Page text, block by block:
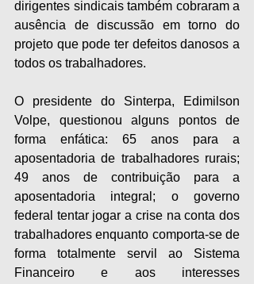
dirigentes sindicais também cobraram a
ausência de discussão em torno do
projeto que pode ter defeitos danosos a
todos os trabalhadores.
O presidente do Sinterpa, Edimilson
Volpe, questionou alguns pontos de
forma enfática: 65 anos para a
aposentadoria de trabalhadores rurais;
49 anos de contribuição para a
aposentadoria integral; o governo
federal tentar jogar a crise na conta dos
trabalhadores enquanto comporta-se de
forma totalmente servil ao Sistema
Financeiro e aos interesses